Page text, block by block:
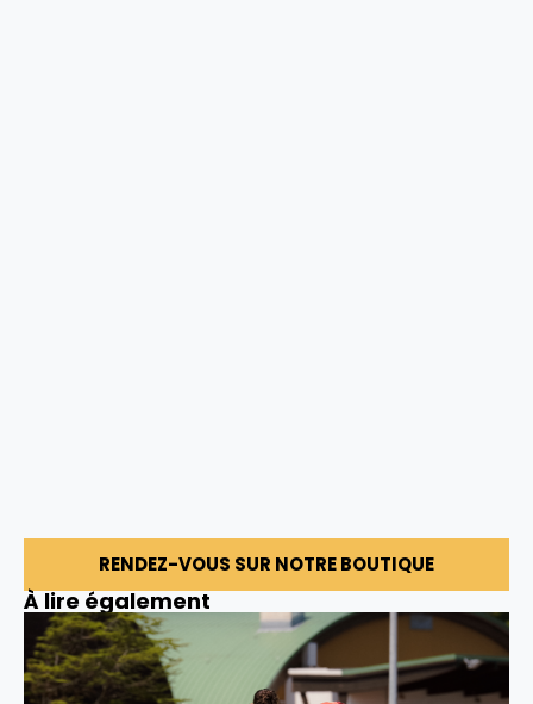
RENDEZ-VOUS SUR NOTRE BOUTIQUE
À lire également